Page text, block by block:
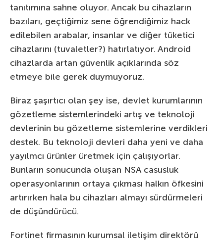
tanıtımına sahne oluyor. Ancak bu cihazların
bazıları, geçtiğimiz sene öğrendiğimiz hack
edilebilen arabalar, insanlar ve diğer tüketici
cihazlarını (tuvaletler?) hatırlatıyor. Android
cihazlarda artan güvenlik açıklarında söz
etmeye bile gerek duymuyoruz.
Biraz şaşırtıcı olan şey ise, devlet kurumlarının
gözetleme sistemlerindeki artış ve teknoloji
devlerinin bu gözetleme sistemlerine verdikleri
destek. Bu teknoloji devleri daha yeni ve daha
yayılmcı ürünler üretmek için çalışıyorlar.
Bunların sonucunda oluşan NSA casusluk
operasyonlarının ortaya çıkması halkın öfkesini
artırırken hala bu cihazları almayı sürdürmeleri
de düşündürücü.
Fortinet firmasının kurumsal iletişim direktörü